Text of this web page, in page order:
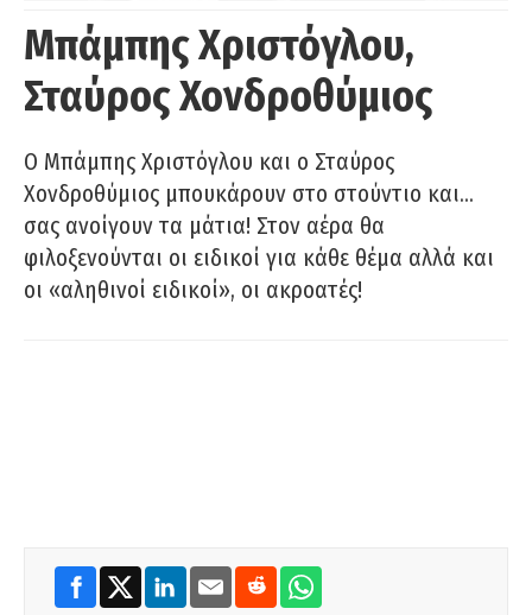
Μπάμπης Χριστόγλου,
Σταύρος Χονδροθύμιος
O Μπάμπης Χριστόγλου και ο Σταύρος
Χονδροθύμιος μπουκάρουν στο στούντιο και…
σας ανοίγουν τα μάτια! Στον αέρα θα
φιλοξενούνται οι ειδικοί για κάθε θέμα αλλά και
οι «αληθινοί ειδικοί», οι ακροατές!